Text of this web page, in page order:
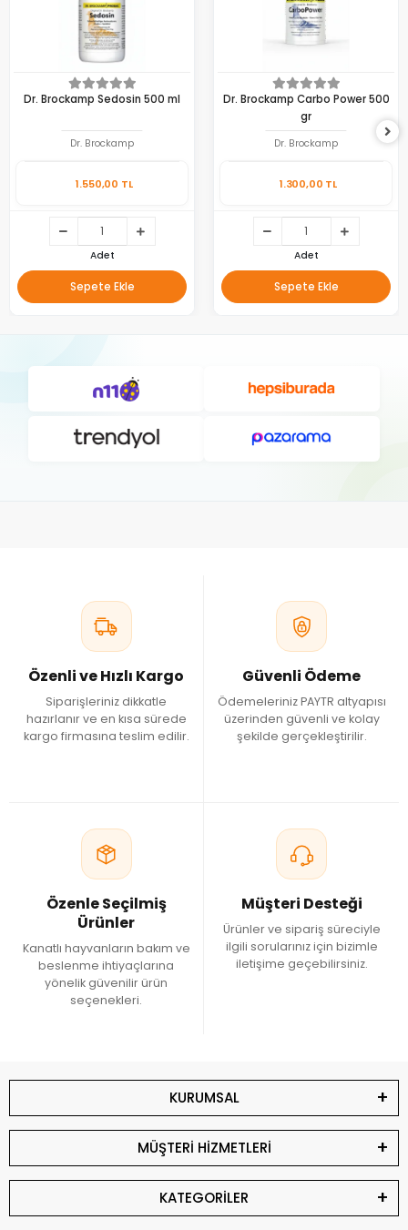
Dr. Brockamp Sedosin 500 ml
Dr. Brockamp
1.550,00 TL
Adet
Sepete Ekle
Dr. Brockamp Carbo Power 500
gr
Dr. Brockamp
1.300,00 TL
Adet
Sepete Ekle
Özenli ve Hızlı Kargo
Siparişleriniz dikkatle
hazırlanır ve en kısa sürede
kargo firmasına teslim edilir.
Güvenli Ödeme
Ödemeleriniz PAYTR altyapısı
üzerinden güvenli ve kolay
şekilde gerçekleştirilir.
Özenle Seçilmiş
Ürünler
Kanatlı hayvanların bakım ve
beslenme ihtiyaçlarına
yönelik güvenilir ürün
seçenekleri.
Müşteri Desteği
Ürünler ve sipariş süreciyle
ilgili sorularınız için bizimle
iletişime geçebilirsiniz.
KURUMSAL
MÜŞTERİ HİZMETLERİ
KATEGORİLER